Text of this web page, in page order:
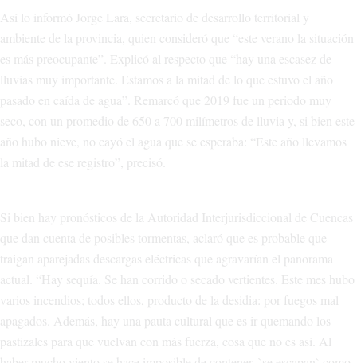
Así lo informó Jorge Lara, secretario de desarrollo territorial y
ambiente de la provincia, quien consideró que “este verano la situación
es más preocupante”. Explicó al respecto que “hay una escasez de
lluvias muy importante. Estamos a la mitad de lo que estuvo el año
pasado en caída de agua”. Remarcó que 2019 fue un periodo muy
seco, con un promedio de 650 a 700 milímetros de lluvia y, si bien este
año hubo nieve, no cayó el agua que se esperaba: “Este año llevamos
la mitad de ese registro”, precisó.
Si bien hay pronósticos de la Autoridad Interjurisdiccional de Cuencas
que dan cuenta de posibles tormentas, aclaró que es probable que
traigan aparejadas descargas eléctricas que agravarían el panorama
actual. “Hay sequía. Se han corrido o secado vertientes. Este mes hubo
varios incendios; todos ellos, producto de la desidia: por fuegos mal
apagados. Además, hay una pauta cultural que es ir quemando los
pastizales para que vuelvan con más fuerza, cosa que no es así. Al